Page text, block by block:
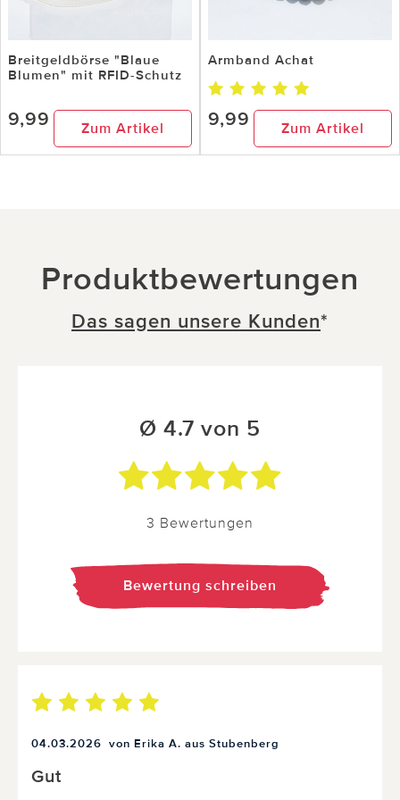
Breitgeldbörse "Blaue
Blumen" mit RFID-Schutz
9,99 Zum Artikel
Armband Achat
9,99 Zum Artikel
Produktbewertungen
Das sagen unsere Kunden*
Ø 4.7 von 5
3 Bewertungen
Bewertung schreiben
04.03.2026 von Erika A. aus Stubenberg
Gut